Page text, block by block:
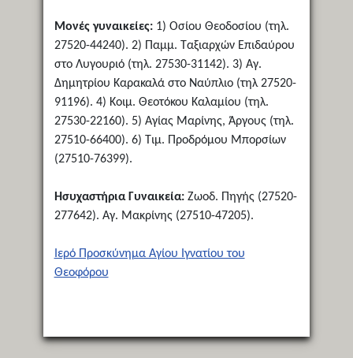
Μονές γυναικείες:1) Οσίου Θεοδοσίου (τηλ.
27520-44240). 2) Παμμ. Ταξιαρχών Επιδαύρου
στο Λυγουριό (τηλ. 27530-31142). 3) Αγ.
Δημητρίου Καρακαλά στο Ναύπλιο (τηλ 27520-
91196). 4) Κοιμ. Θεοτόκου Καλαμίου (τηλ.
27530-22160). 5) Αγίας Μαρίνης, Άργους (τηλ.
27510-66400). 6) Τιμ. Προδρόμου Μπορσίων
(27510-76399).
Ησυχαστήρια Γυναικεία:Ζωοδ. Πηγής (27520-
277642). Αγ. Μακρίνης (27510-47205).
Ιερό Προσκύνημα Αγίου Ιγνατίου του
Θεοφόρου